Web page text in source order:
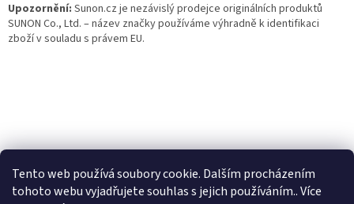
Tento web používá soubory cookie. Dalším procházením
tohoto webu vyjadřujete souhlas s jejich používáním.. Více
Upozornění: Sunon.cz je nezávislý prodejce originálních produktů
SUNON Co., Ltd. – název značky používáme výhradně k identifikaci
zboží v souladu s právem EU.